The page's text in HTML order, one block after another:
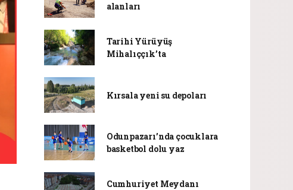
alanları
Tarihi Yürüyüş
Mihalıççık’ta
Kırsala yeni su depoları
Odunpazarı’nda çocuklara
basketbol dolu yaz
Cumhuriyet Meydanı